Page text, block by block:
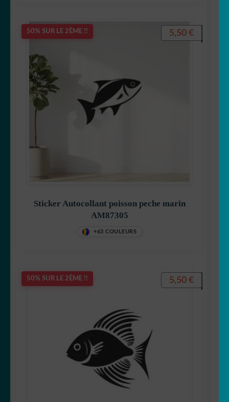
50% SUR LE 2ÈME !!
Sticker Autocollant poisson peche marin
AM87305
+63 COULEURS
5,50 €
50% SUR LE 2ÈME !! 5,50 €